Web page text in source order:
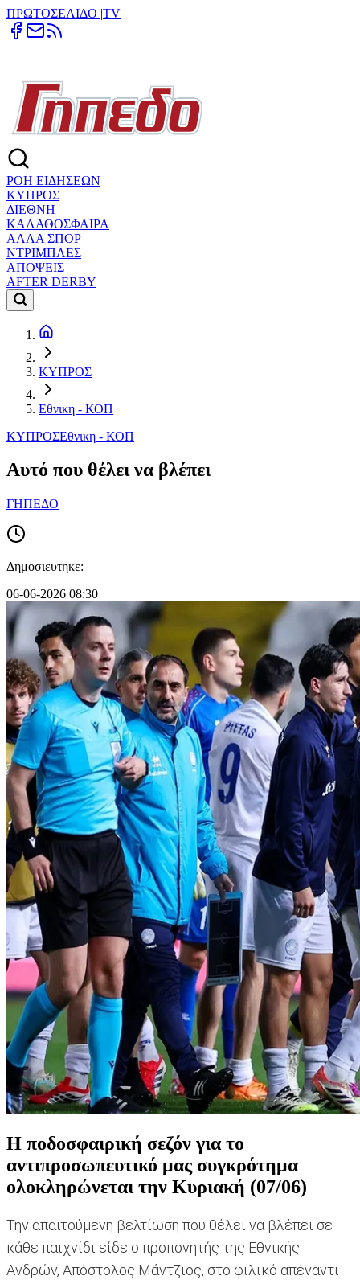
ΠΡΩΤΟΣΕΛΙΔΟ |TV
ΡΟΗ ΕΙΔΗΣΕΩΝ
ΚΥΠΡΟΣ
ΔΙΕΘΝΗ
ΚΑΛΑΘΟΣΦΑΙΡΑ
ΑΛΛΑ ΣΠΟΡ
ΝΤΡΙΜΠΛΕΣ
ΑΠΟΨΕΙΣ
AFTER DERBY
ΚΥΠΡΟΣ
Εθνικη - ΚΟΠ
ΚΥΠΡΟΣΕθνικη - ΚΟΠ
Aυτό που θέλει να βλέπει
ΓΗΠΕΔΟ
Δημοσιευτηκε:
06-06-2026 08:30
Η ποδοσφαιρική σεζόν για το
αντιπροσωπευτικό μας συγκρότημα
ολοκληρώνεται την Κυριακή (07/06)
Την απαιτούμενη βελτίωση που θέλει να βλέπει σε
κάθε παιχνίδι είδε ο προπονητής της Εθνικής
Ανδρών, Απόστολος Μάντζιος, στο φιλικό απέναντι